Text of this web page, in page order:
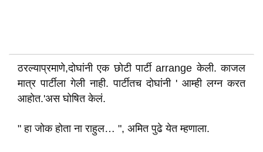
ठरल्याप्रमाणे,दोघांनी एक छोटी पार्टी arrange केली. काजल
मात्र पार्टीला गेली नाही. पार्टीतच दोघांनी ' आम्ही लग्न करत
आहोत.'अस घोषित केलं.
" हा जोक होता ना राहुल… ", अमित पुढे येत म्हणाला.